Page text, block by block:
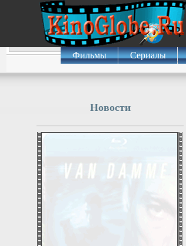
Фильмы Сериалы
Новости